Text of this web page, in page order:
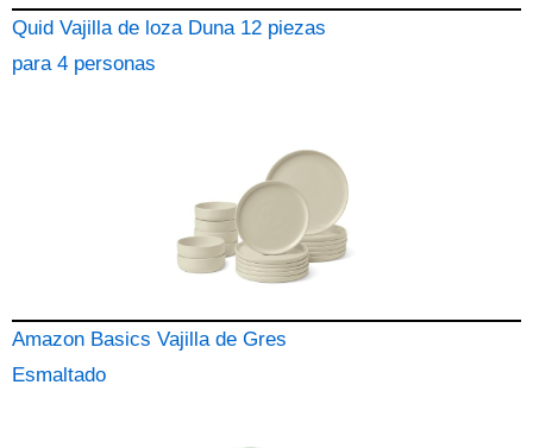
Quid Vajilla de loza Duna 12 piezas
para 4 personas
Amazon Basics Vajilla de Gres
Esmaltado